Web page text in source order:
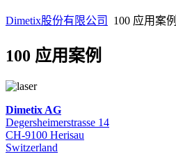
Dimetix股份有限公司 100 应用案例
100 应用案例
Dimetix AG
Degersheimerstrasse 14
CH-9100 Herisau
Switzerland